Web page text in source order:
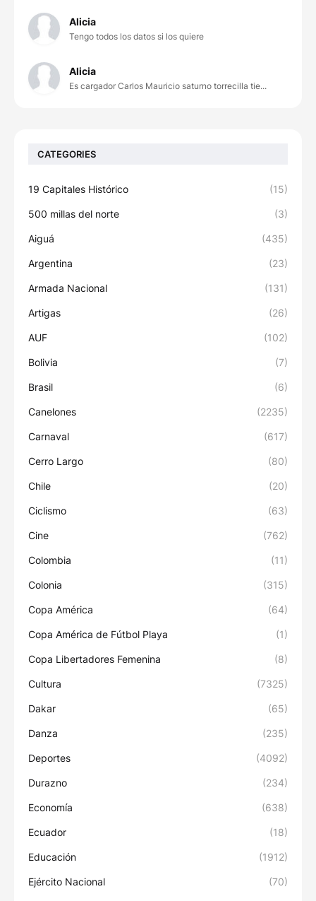
Alicia
Tengo todos los datos si los quiere
Alicia
Es cargador Carlos Mauricio saturno torrecilla tie...
CATEGORIES
19 Capitales Histórico (15)
500 millas del norte (3)
Aiguá (435)
Argentina (23)
Armada Nacional (131)
Artigas (26)
AUF (102)
Bolivia (7)
Brasil (6)
Canelones (2235)
Carnaval (617)
Cerro Largo (80)
Chile (20)
Ciclismo (63)
Cine (762)
Colombia (11)
Colonia (315)
Copa América (64)
Copa América de Fútbol Playa (1)
Copa Libertadores Femenina (8)
Cultura (7325)
Dakar (65)
Danza (235)
Deportes (4092)
Durazno (234)
Economía (638)
Ecuador (18)
Educación (1912)
Ejército Nacional (70)